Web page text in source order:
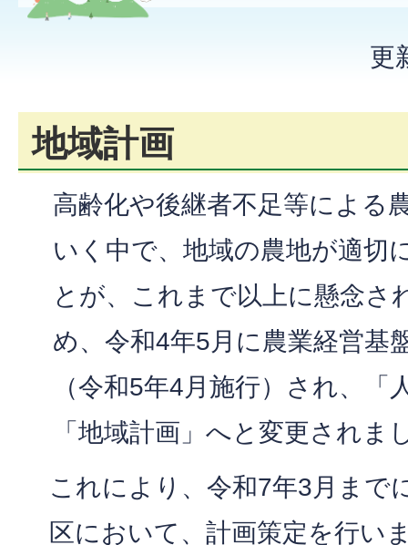
更
地域計画
高齢化や後継者不足等による
いく中で、地域の農地が適切
とが、これまで以上に懸念さ
め、令和4年5月に農業経営基
（令和5年4月施行）され、「
「地域計画」へと変更されま
これにより、令和7年3月まで
区において、計画策定を行い